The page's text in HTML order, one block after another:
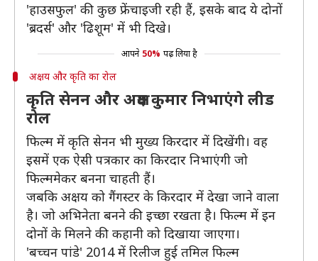
'हाउसफुल' की कुछ फ्रेंचाइजी रही हैं, इसके बाद ये दोनों
'ब्रदर्स' और 'ढिशूम' में भी दिखे।
आपने 50% पढ़ लिया है
अक्षय और कृति का रोल
कृति सेनन और अक्षय कुमार निभाएंगे लीड
रोल
फिल्म में कृति सेनन भी मुख्य किरदार में दिखेंगी। वह
इसमें एक ऐसी पत्रकार का किरदार निभाएंगी जो
फिल्ममेकर बनना चाहती हैं।
जबकि अक्षय को गैंगस्टर के किरदार में देखा जाने वाला
है। जो अभिनेता बनने की इच्छा रखता है। फिल्म में इन
दोनों के मिलने की कहानी को दिखाया जाएगा।
'बच्चन पांडे' 2014 में रिलीज हुई तमिल फिल्म